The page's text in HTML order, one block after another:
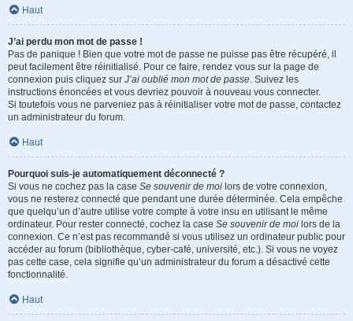
Haut
J’ai perdu mon mot de passe !
Pas de panique ! Bien que votre mot de passe ne puisse pas être récupéré, il
peut facilement être réinitialisé. Pour ce faire, rendez vous sur la page de
connexion puis cliquez sur J’ai oublié mon mot de passe. Suivez les
instructions énoncées et vous devriez pouvoir à nouveau vous connecter.
Si toutefois vous ne parveniez pas à réinitialiser votre mot de passe, contactez
un administrateur du forum.
Haut
Pourquoi suis-je automatiquement déconnecté ?
Si vous ne cochez pas la case Se souvenir de moi lors de votre connexion,
vous ne resterez connecté que pendant une durée déterminée. Cela empêche
que quelqu’un d’autre utilise votre compte à votre insu en utilisant le même
ordinateur. Pour rester connecté, cochez la case Se souvenir de moi lors de la
connexion. Ce n’est pas recommandé si vous utilisez un ordinateur public pour
accéder au forum (bibliothèque, cyber-café, université, etc.). Si vous ne voyez
pas cette case, cela signifie qu’un administrateur du forum a désactivé cette
fonctionnalité.
Haut